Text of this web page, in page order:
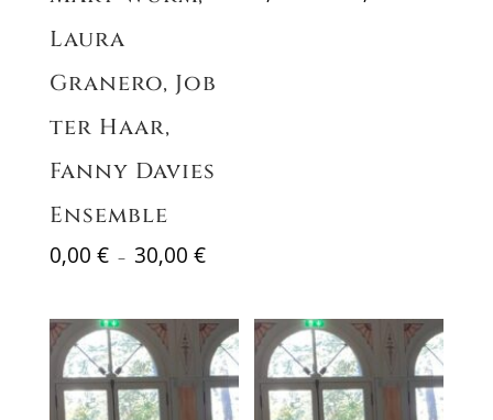
Laura
Granero, Job
ter Haar,
Fanny Davies
Ensemble
0,00 € – 30,00 €Plage
0,00 €
à
30,00 €